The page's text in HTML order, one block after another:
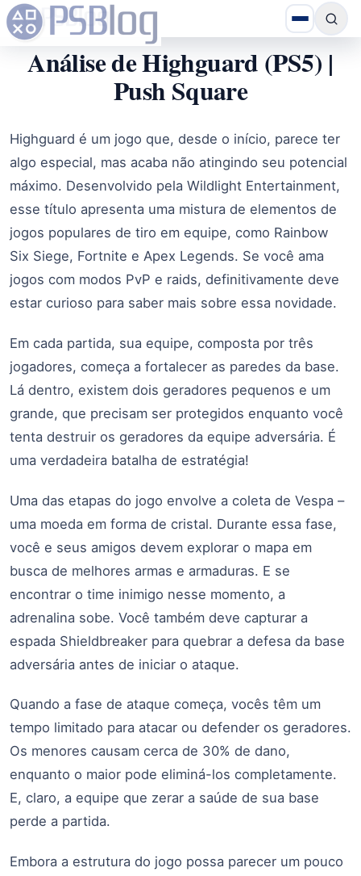
Análise de Highguard (PS5) |
Push Square
Highguard é um jogo que, desde o início, parece ter
algo especial, mas acaba não atingindo seu potencial
máximo. Desenvolvido pela Wildlight Entertainment,
esse título apresenta uma mistura de elementos de
jogos populares de tiro em equipe, como Rainbow
Six Siege, Fortnite e Apex Legends. Se você ama
jogos com modos PvP e raids, definitivamente deve
estar curioso para saber mais sobre essa novidade.
Em cada partida, sua equipe, composta por três
jogadores, começa a fortalecer as paredes da base.
Lá dentro, existem dois geradores pequenos e um
grande, que precisam ser protegidos enquanto você
tenta destruir os geradores da equipe adversária. É
uma verdadeira batalha de estratégia!
Uma das etapas do jogo envolve a coleta de Vespa –
uma moeda em forma de cristal. Durante essa fase,
você e seus amigos devem explorar o mapa em
busca de melhores armas e armaduras. E se
encontrar o time inimigo nesse momento, a
adrenalina sobe. Você também deve capturar a
espada Shieldbreaker para quebrar a defesa da base
adversária antes de iniciar o ataque.
Quando a fase de ataque começa, vocês têm um
tempo limitado para atacar ou defender os geradores.
Os menores causam cerca de 30% de dano,
enquanto o maior pode eliminá-los completamente.
E, claro, a equipe que zerar a saúde de sua base
perde a partida.
Embora a estrutura do jogo possa parecer um pouco